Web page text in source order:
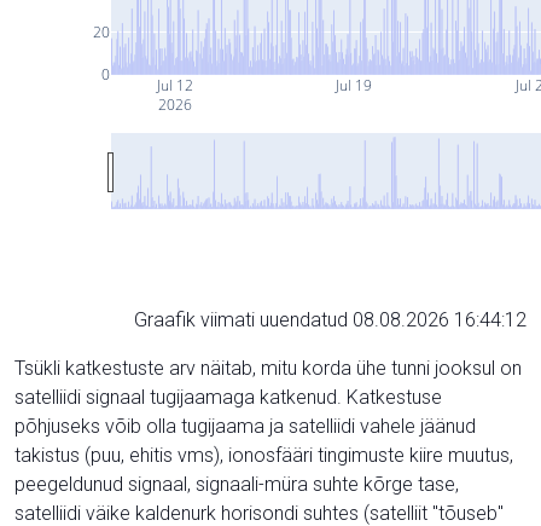
Jul 12
2026
Jul 19 Jul
0
20
Graafik viimati uuendatud 08.08.2026 16:44:12
Tsükli katkestuste arv näitab, mitu korda ühe tunni jooksul on
satelliidi signaal tugijaamaga katkenud. Katkestuse
põhjuseks võib olla tugijaama ja satelliidi vahele jäänud
takistus (puu, ehitis vms), ionosfääri tingimuste kiire muutus,
peegeldunud signaal, signaali-müra suhte kõrge tase,
satelliidi väike kaldenurk horisondi suhtes (satelliit "tõuseb"